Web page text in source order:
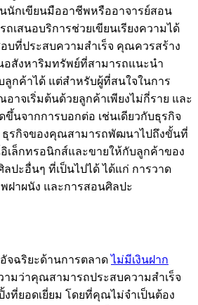
นักเขียนมืออาชีพหรืออาจารย์สอน
เสนอบริการช่วยเขียนเรียงความได้
บที่ประสบความสำเร็จ คุณควรสร้าง
สังหาริมทรัพย์ที่สามารถแนะนำ
กค้าได้ แต่สำหรับผู้ที่สนใจในการ
าจเริ่มต้นด้วยลูกค้าเพียงไม่กี่ราย และ
ขึ้นจากการบอกต่อ เช่นเดียวกับธุรกิจ
ธุรกิจของคุณสามารถพัฒนาไปถึงขั้นที่
ล็กทรอนิกส์และขายให้กับลูกค้าของ
ะอื่นๆ ที่เป็นไปได้ ได้แก่ การวาด
ฝาผนัง และการสอนศิลปะ
จฉริยะด้านการตลาดไม่มีเงินฝาก
ามว่าคุณสามารถประสบความสำเร็จ
ที่ยอดเยี่ยม โดยที่คุณไม่จำเป็นต้อง